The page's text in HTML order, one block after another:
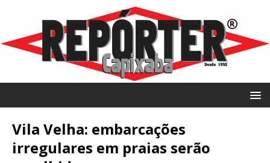
Vila Velha: embarcações
irregulares em praias serão